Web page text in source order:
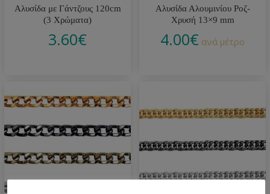
Αλυσίδα με Γάντζους 120cm
(3 Χρώματα)
3.60€
Αλυσίδα Αλουμινίου Ροζ-
Χρυσή 13×9 mm
4.00€ ανά μέτρο